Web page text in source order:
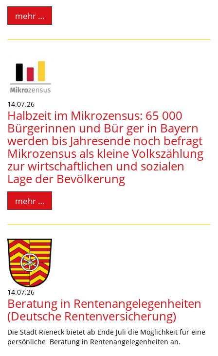
mehr …
14.07.26
Halbzeit im Mikrozensus: 65 000
Bürgerinnen und Bür ger in Bayern
werden bis Jahresende noch befragt
Mikrozensus als kleine Volkszählung
zur wirtschaftlichen und sozialen
Lage der Bevölkerung
mehr …
14.07.26
Beratung in Rentenangelegenheiten
(Deutsche Rentenversicherung)
Die Stadt Rieneck bietet ab Ende Juli die Möglichkeit für eine
persönliche Beratung in Rentenangelegenheiten an.